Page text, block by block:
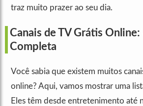
traz muito prazer ao seu dia.
Canais de TV Grátis Online:
Completa
Você sabia que existem muitos
online? Aqui, vamos mostrar uma
Eles têm desde entretenimento até